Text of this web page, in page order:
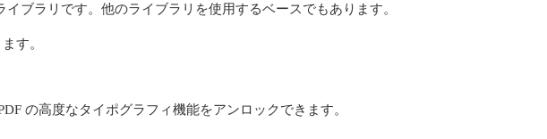
イブラリです。他のライブラリを使用するベースでもあります。
す。
の高度なタイポグラフィ機能をアンロックできます。